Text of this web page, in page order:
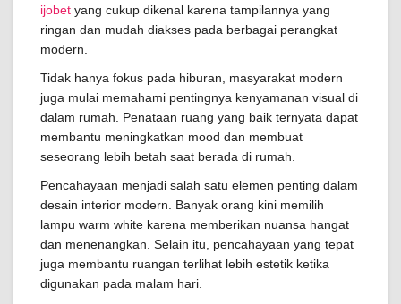
ijobet yang cukup dikenal karena tampilannya yang
ringan dan mudah diakses pada berbagai perangkat
modern.
Tidak hanya fokus pada hiburan, masyarakat modern
juga mulai memahami pentingnya kenyamanan visual di
dalam rumah. Penataan ruang yang baik ternyata dapat
membantu meningkatkan mood dan membuat
seseorang lebih betah saat berada di rumah.
Pencahayaan menjadi salah satu elemen penting dalam
desain interior modern. Banyak orang kini memilih
lampu warm white karena memberikan nuansa hangat
dan menenangkan. Selain itu, pencahayaan yang tepat
juga membantu ruangan terlihat lebih estetik ketika
digunakan pada malam hari.